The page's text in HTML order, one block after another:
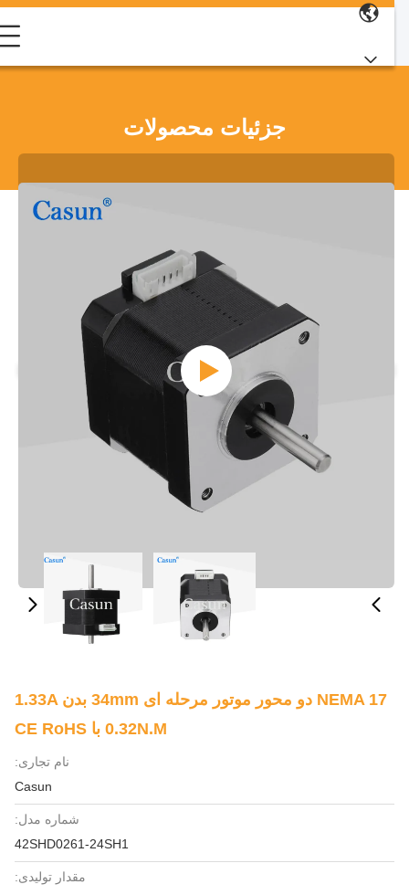
جزئیات محصولات
NEMA 17 دو محور موتور مرحله ای 34mm بدن 1.33A
0.32N.m با CE RoHS
نام تجاری:
Casun
شماره مدل:
42SHD0261-24SH1
مقدار تولیدی: